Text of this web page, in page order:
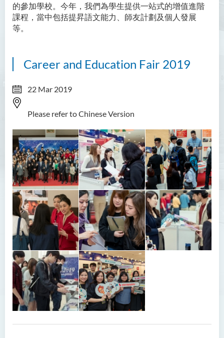
的參加學校。今年，我們為學生提供一站式的增值進階
課程，當中包括提昇語文能力、師友計劃及個人發展
等。
Career and Education Fair 2019
22 Mar 2019
Please refer to Chinese Version